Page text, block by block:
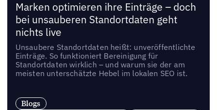
Marken optimieren ihre Einträge – doch
bei unsauberen Standortdaten geht
nichts live
Unsaubere Standortdaten heißt: unveröffentlichte
Einträge. So funktioniert Bereinigung für
Standortdaten wirklich – und warum sie der am
meisten unterschätzte Hebel im lokalen SEO ist.
Blogs